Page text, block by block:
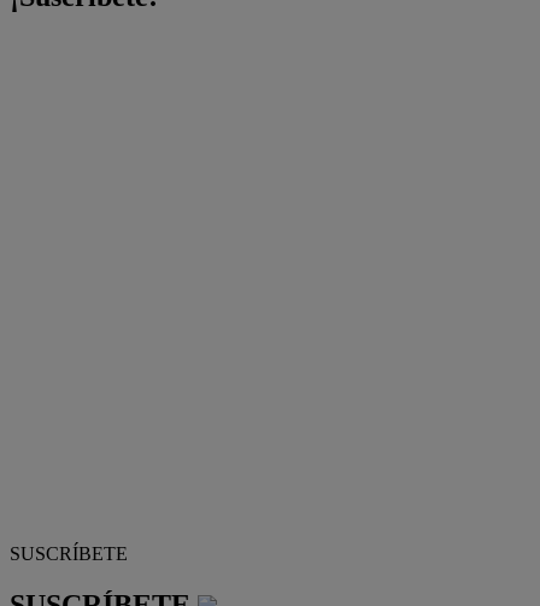
SUSCRÍBETE